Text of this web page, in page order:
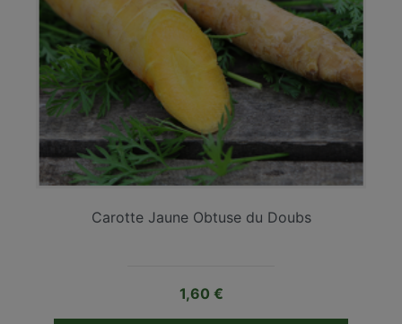
Carotte Jaune Obtuse du Doubs
Prix
1,60 €